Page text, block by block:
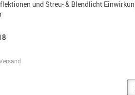
und Streu- & Blendlicht